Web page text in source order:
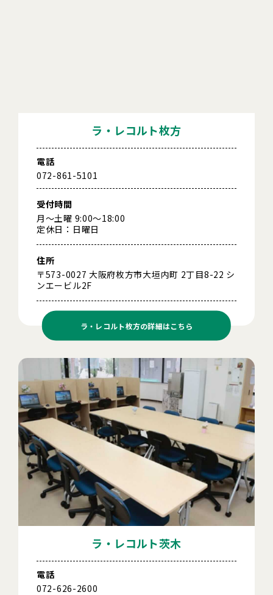
ラ・レコルト枚方
電話
072-861-5101
受付時間
月～土曜 9:00～18:00
定休日：日曜日
住所
〒573-0027 大阪府枚方市大垣内町 2丁目8-22 シ
ンエービル2F
ラ・レコルト枚方の詳細はこちら
ラ・レコルト茨木
電話
072-626-2600